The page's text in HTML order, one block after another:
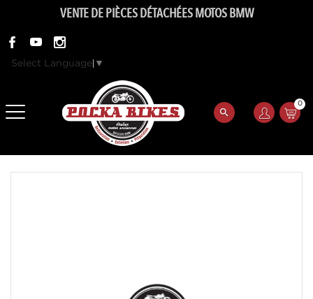
VENTE DE PIÈCES DÉTACHÉES MOTOS BMW
Select Language ▼
0